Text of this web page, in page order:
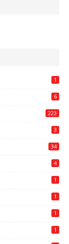
1
6
223
3
34
4
1
1
1
1